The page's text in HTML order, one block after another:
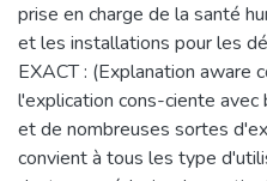
prise en charge de la santé
et les installations pour les
EXACT : (Explanation aware
l'explication cons-ciente
et de nombreuses sortes
convient à tous les type